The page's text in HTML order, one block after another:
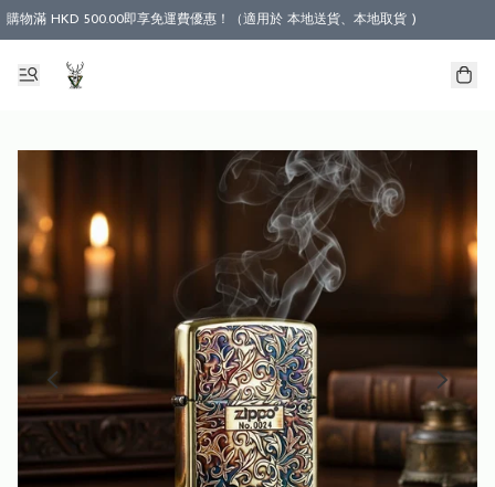
購物滿 HKD 500.00即享免運費優惠！（適用於 本地送貨、本地取貨 )